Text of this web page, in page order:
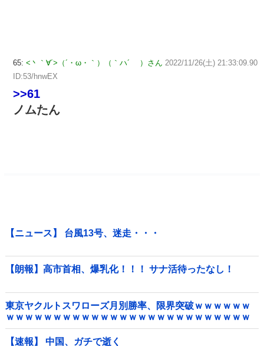
65: <丶｀∀´>（´・ω・｀）（｀ハ´ ）さん 2022/11/26(土) 21:33:09.90
ID:53/hnwEX
>>61
ノムたん
【ニュース】 台風13号、迷走・・・
【朗報】高市首相、爆乳化！！！ サナ活待ったなし！
東京ヤクルトスワローズ月別勝率、限界突破ｗｗｗｗｗｗ
ｗｗｗｗｗｗｗｗｗｗｗｗｗｗｗｗｗｗｗｗｗｗｗｗｗｗ
ｗｗｗｗｗｗｗｗｗｗｗ他
【速報】 中国、ガチで逝く